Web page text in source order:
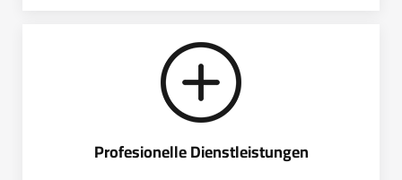
Profesionelle Dienstleistungen